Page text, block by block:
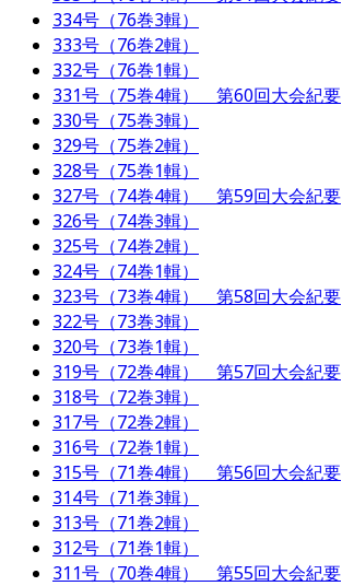
334号（76巻3輯）
333号（76巻2輯）
332号（76巻1輯）
331号（75巻4輯） 第60回大会紀要
330号（75巻3輯）
329号（75巻2輯）
328号（75巻1輯）
327号（74巻4輯） 第59回大会紀要
326号（74巻3輯）
325号（74巻2輯）
324号（74巻1輯）
323号（73巻4輯） 第58回大会紀要
322号（73巻3輯）
320号（73巻1輯）
319号（72巻4輯） 第57回大会紀要
318号（72巻3輯）
317号（72巻2輯）
316号（72巻1輯）
315号（71巻4輯） 第56回大会紀要
314号（71巻3輯）
313号（71巻2輯）
312号（71巻1輯）
311号（70巻4輯） 第55回大会紀要